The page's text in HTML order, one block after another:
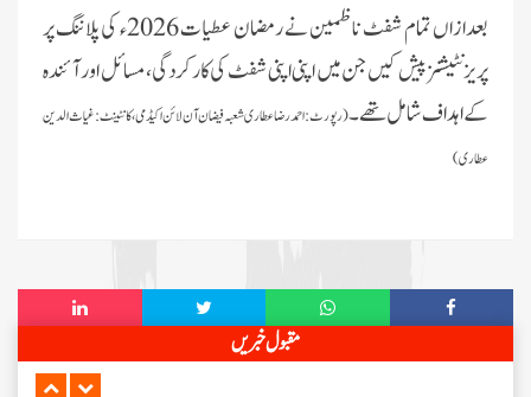
بعدازاں تمام شفٹ ناظمین نے رمضان عطیات 2026ء کی پلاننگ پر
پریزنٹیشنز پیش کیں جن میں اپنی اپنی شفٹ کی کارکردگی، مسائل اور آئندہ
کے اہداف شامل تھے۔(رپورٹ:احمد رضا عطاری شعبہ فیضان آن لائن اکیڈمی ، کانٹینٹ:غیاث الدین
عطاری)
مقبول خبریں
اسلام آباد میں پاکستان کے شفٹ
ناظمین کا 2 دن پر مشتمل اجتماع
مرکزی جامعۃ المدینہ لاہور میں ”
حلال فوڈ کورس “پر اہم بریفنگ